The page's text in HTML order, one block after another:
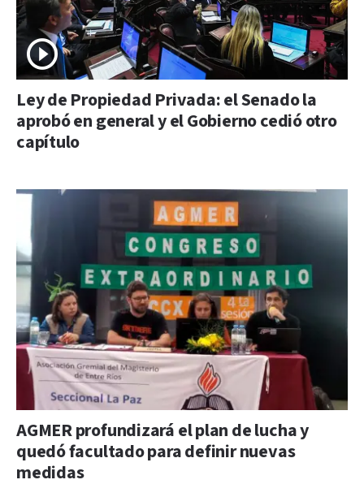
Ley de Propiedad Privada: el Senado la
aprobó en general y el Gobierno cedió otro
capítulo
AGMER profundizará el plan de lucha y
quedó facultado para definir nuevas
medidas